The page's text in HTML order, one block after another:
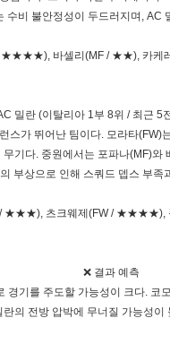
수비 불안정성이 두드러지며, AC
/ ★★★★), 바셀리(MF / ★★),
밀란 (이탈리아 1부 8위 / 최근 5
가 뛰어난 팀이다. 모라타
기다. 중원에서는 포파나(MF)
부상으로 인해 스쿼드 뎁스 부
/ ★★★), 츠크웨제(FW /
❌ 결과 예측
기를 주도할 가능성이 크다.
의 전방 압박에 무너질 가능성